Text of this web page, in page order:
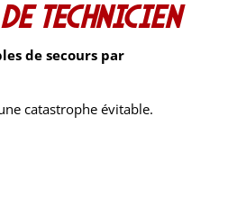
technicien
de secours par
catastrophe évitable.